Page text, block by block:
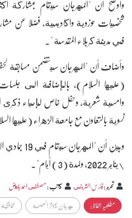
شخصيات حوزوية واكاديمية، فضلا عن
في مدينة كربلاء المقدسة ".
وأضاف أن "المهرجان سيتضمن مسابقة
(عليها السلام)، بالإضافة الى
وامسية شعرية، وحفل خاص لإحياء
نسوية بالتعاون مع جامعة الزهراء (عليها
\يناير 2022، ولمدة (3) أيام".
تحرير:فارس الشريفي كاتب:مصطفى احمد باهض
مطلوبہ الفاظ :
مهرجان كوثر العصمة